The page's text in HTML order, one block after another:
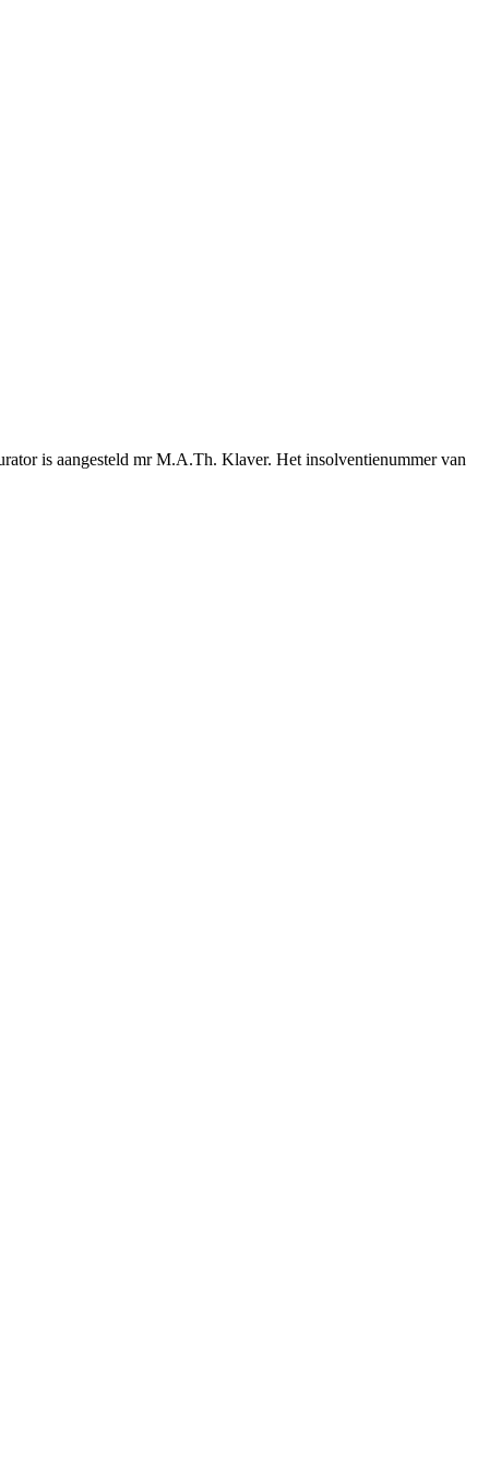
is aangesteld mr M.A.Th. Klaver. Het insolventienummer van